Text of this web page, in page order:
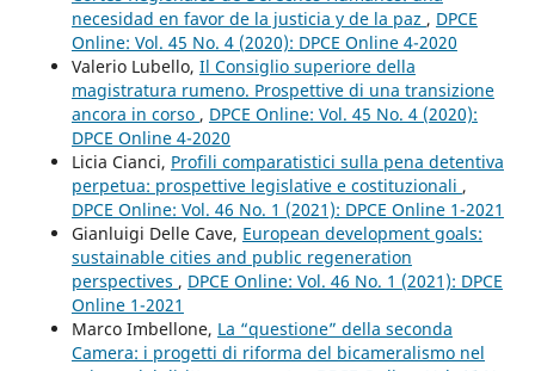
necesidad en favor de la justicia y de la paz , DPCE
Online: Vol. 45 No. 4 (2020): DPCE Online 4-2020
Valerio Lubello, Il Consiglio superiore della
magistratura rumeno. Prospettive di una transizione
ancora in corso , DPCE Online: Vol. 45 No. 4 (2020):
DPCE Online 4-2020
Licia Cianci, Profili comparatistici sulla pena detentiva
perpetua: prospettive legislative e costituzionali ,
DPCE Online: Vol. 46 No. 1 (2021): DPCE Online 1-2021
Gianluigi Delle Cave, European development goals:
sustainable cities and public regeneration
perspectives , DPCE Online: Vol. 46 No. 1 (2021): DPCE
Online 1-2021
Marco Imbellone, La “questione” della seconda
Camera: i progetti di riforma del bicameralismo nel